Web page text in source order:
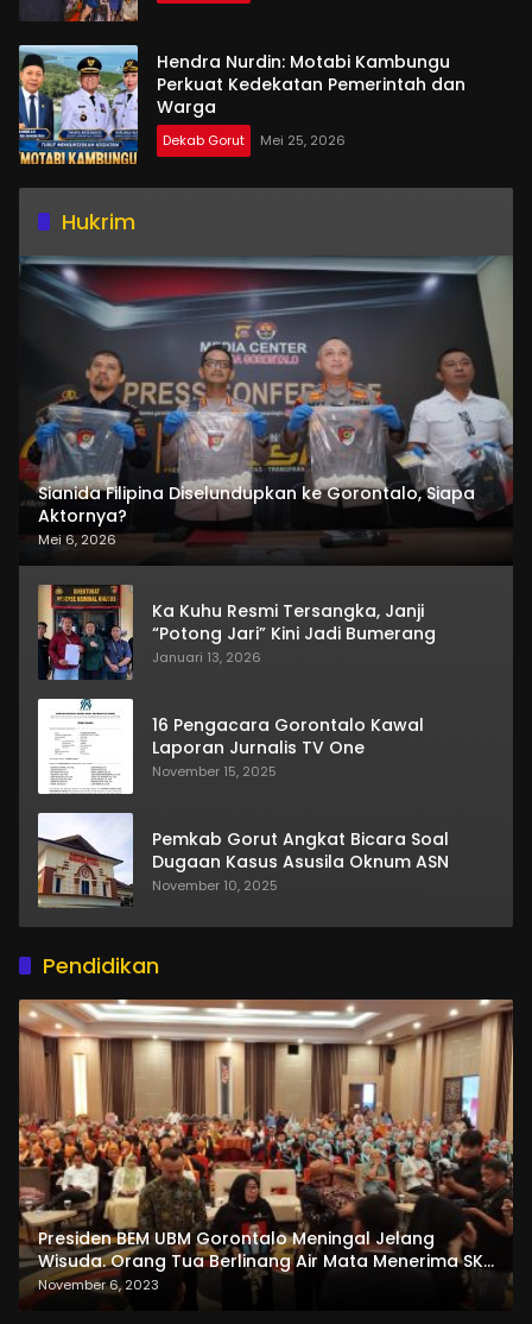
Hendra Nurdin: Motabi Kambungu
Perkuat Kedekatan Pemerintah dan
Warga
Dekab Gorut Mei 25, 2026
Hukrim
Sianida Filipina Diselundupkan ke Gorontalo, Siapa
Aktornya?
Mei 6, 2026
Ka Kuhu Resmi Tersangka, Janji
“Potong Jari” Kini Jadi Bumerang
Januari 13, 2026
16 Pengacara Gorontalo Kawal
Laporan Jurnalis TV One
November 15, 2025
Pemkab Gorut Angkat Bicara Soal
Dugaan Kasus Asusila Oknum ASN
November 10, 2025
Pendidikan
Presiden BEM UBM Gorontalo Meningal Jelang
Wisuda. Orang Tua Berlinang Air Mata Menerima SKL
dan Pemasangan Salempang
November 6, 2023